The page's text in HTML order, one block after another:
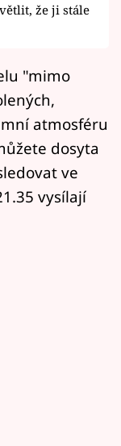
že ji stále
"mimo
atmosféru
dosyta
ve
vysílají